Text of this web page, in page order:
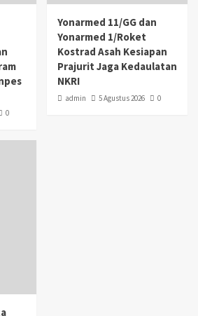
0
Yonarmed 11/GG dan
Yonarmed 1/Roket
Kostrad Asah Kesiapan
Prajurit Jaga Kedaulatan
NKRI
admin 5 Agustus 2026 0